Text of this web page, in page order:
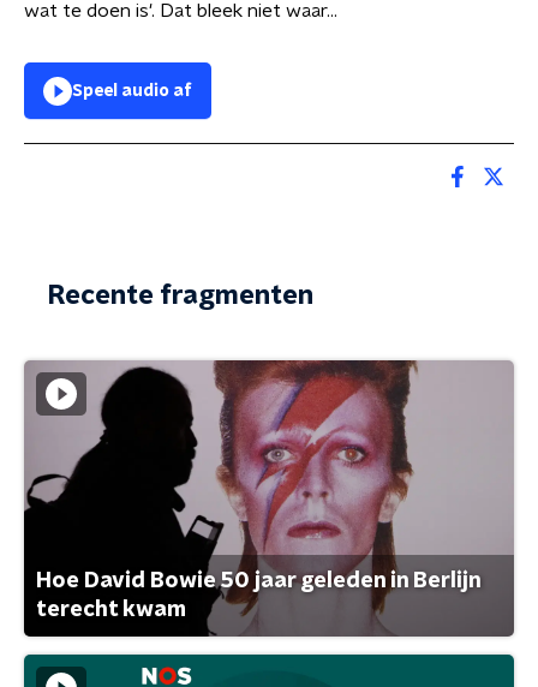
wat te doen is'. Dat bleek niet waar...
Speel audio af
Recente fragmenten
Hoe David Bowie 50 jaar geleden in Berlijn
terecht kwam